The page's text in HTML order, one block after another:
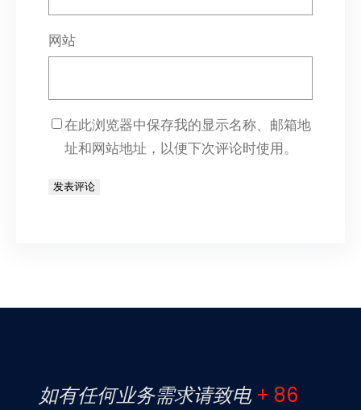
网站
在此浏览器中保存我的显示名称、邮箱地
址和网站地址，以便下次评论时使用。
如有任何业务需求请致电 + 86